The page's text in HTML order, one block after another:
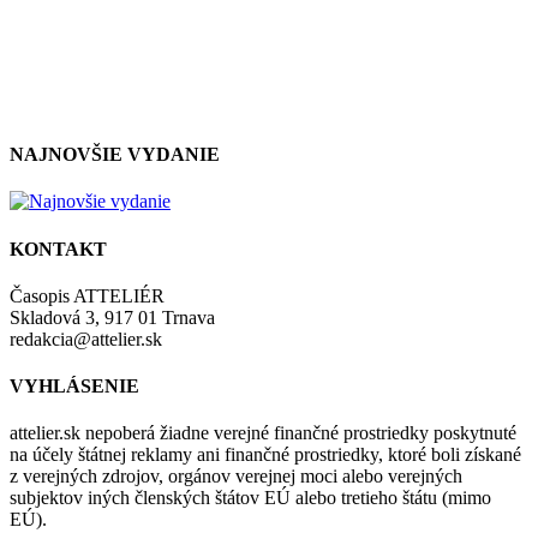
NAJNOVŠIE VYDANIE
KONTAKT
Časopis ATTELIÉR
Skladová 3, 917 01 Trnava
redakcia@attelier.sk
VYHLÁSENIE
attelier.sk nepoberá žiadne verejné finančné prostriedky poskytnuté
na účely štátnej reklamy ani finančné prostriedky, ktoré boli získané
z verejných zdrojov, orgánov verejnej moci alebo verejných
subjektov iných členských štátov EÚ alebo tretieho štátu (mimo
EÚ).